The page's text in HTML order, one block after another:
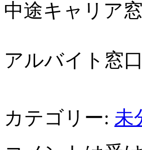
中途キャリア
アルバイト窓口
カテゴリー: 未